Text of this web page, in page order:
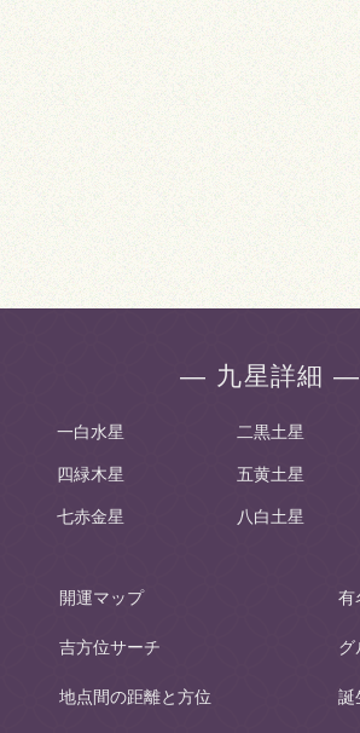
― 九星詳細 ―
一白水星 二黒土星
四緑木星 五黄土星
七赤金星 八白土星
開運マップ
吉方位サーチ
地点間の距離と方位
有
グ
誕